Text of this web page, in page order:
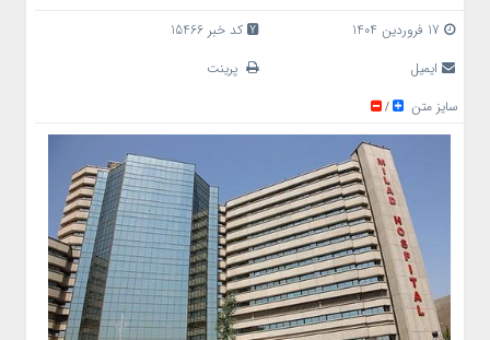
17 فروردین 1404
کد خبر 15466
ایمیل
پرینت
سایز متن
/